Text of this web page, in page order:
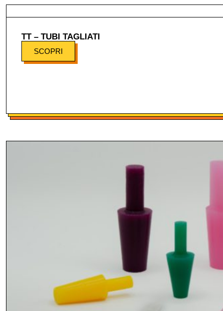
TT – TUBI TAGLIATI
SCOPRI